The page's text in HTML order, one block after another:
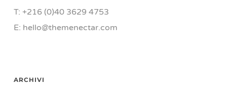
T: +216 (0)40 3629 4753
E: hello@themenectar.com
ARCHIVI